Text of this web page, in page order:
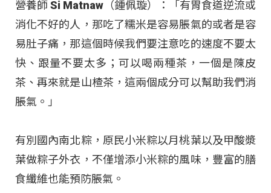
營養師 Si Matnaw（鍾佩璇）：「有胃食道逆流或
消化不好的人，那吃了糯米是容易脹氣的或者是容
易肚子痛，那這個時候我們要注意吃的速度不要太
快、跟量不要太多；可以喝兩種茶，一個是陳皮
茶、再來就是山楂茶，這兩個成分可以幫助我們消
脹氣。」
有別國內南北粽，原民小米粽以月桃葉以及甲酸漿
葉做粽子外衣，不僅增添小米粽的風味，豐富的膳
食纖維也能預防脹氣。